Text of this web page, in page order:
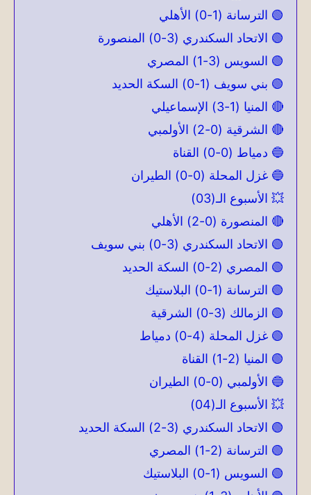
🟢 الترسانة (1-0) الأهلي
🟢 الاتحاد السكندري (3-0) المنصورة
🟢 السويس (3-1) المصري
🟢 بني سويف (1-0) السكة الحديد
🔴 المنيا (1-3) الإسماعيلي
🔴 الشرقية (0-2) الأولمبي
🔵 دمياط (0-0) القناة
🔵 غزل المحلة (0-0) الطيران
💥 الأسبوع الـ(03)
🔴 المنصورة (0-2) الأهلي
🟢 الاتحاد السكندري (3-0) بني سويف
🟢 المصري (2-0) السكة الحديد
🟢 الترسانة (1-0) البلاستيك
🟢 الزمالك (3-0) الشرقية
🟢 غزل المحلة (4-0) دمياط
🟢 المنيا (2-1) القناة
🔵 الأولمبي (0-0) الطيران
💥 الأسبوع الـ(04)
🟢 الاتحاد السكندري (3-2) السكة الحديد
🟢 الترسانة (2-1) المصري
🟢 السويس (1-0) البلاستيك